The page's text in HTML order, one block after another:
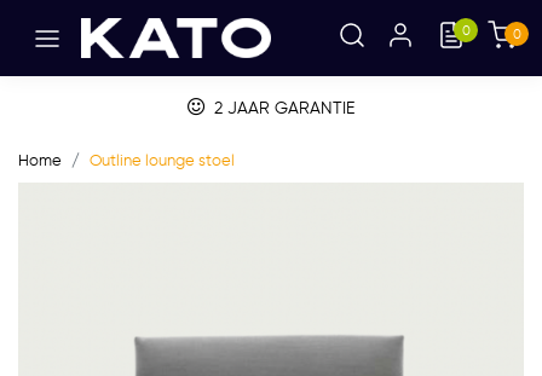
0 0
2 JAAR GARANTIE
Home Outline lounge stoel